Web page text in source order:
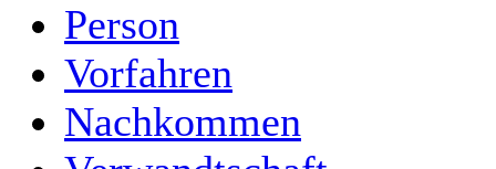
Person
Vorfahren
Nachkommen